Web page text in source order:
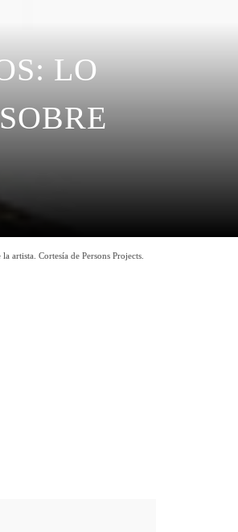
LO
la artista. Cortesía de Persons Projects.